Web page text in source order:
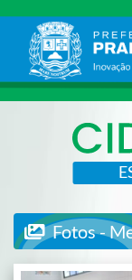
Fotos -